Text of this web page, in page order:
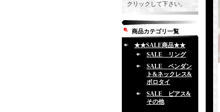
クリックして下さい。
商品カテゴリ一覧
★★SALE商品★★
SALE リング
SALE ペンダン
ト&ネックレス&
ボロタイ
SALE ピアス&
その他